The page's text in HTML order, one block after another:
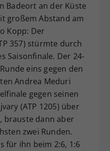
Badeort an der Küste
großem Abstand am
Kopp: Der
357) stürmte durch
Saisonfinale. Der 24-
eins gegen den
Andrea Meduri
gegen seinen
(ATP 1205) über
brauste dann aber
zwei Runden.
für ihn beim 2:6, 1:6